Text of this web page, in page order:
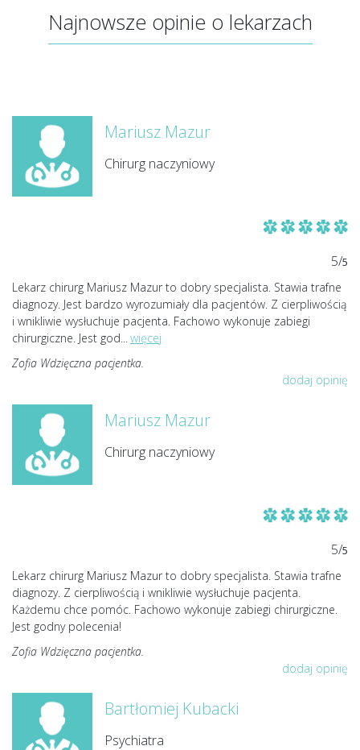
Najnowsze opinie o lekarzach
Mariusz Mazur
Chirurg naczyniowy
5/5
Lekarz chirurg Mariusz Mazur to dobry specjalista. Stawia trafne
diagnozy. Jest bardzo wyrozumiały dla pacjentów. Z cierpliwością
i wnikliwie wysłuchuje pacjenta. Fachowo wykonuje zabiegi
chirurgiczne. Jest god...więcej
Zofia Wdzięczna pacjentka.
dodaj opinię
Mariusz Mazur
Chirurg naczyniowy
5/5
Lekarz chirurg Mariusz Mazur to dobry specjalista. Stawia trafne
diagnozy. Z cierpliwością i wnikliwie wysłuchuje pacjenta.
Każdemu chce pomóc. Fachowo wykonuje zabiegi chirurgiczne.
Jest godny polecenia!
Zofia Wdzięczna pacjentka.
dodaj opinię
Bartłomiej Kubacki
Psychiatra